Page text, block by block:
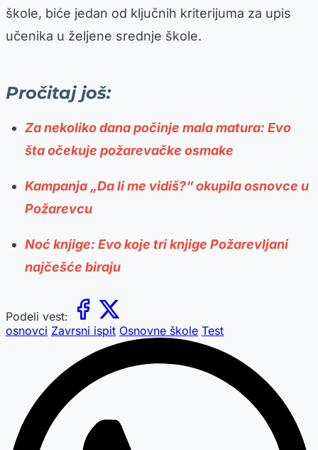
škole, biće jedan od ključnih kriterijuma za upis
učenika u željene srednje škole.
Pročitaj još:
Za nekoliko dana počinje mala matura: Evo
šta očekuje požarevačke osmake
Kampanja „Da li me vidiš?“ okupila osnovce u
Požarevcu
Noć knjige: Evo koje tri knjige Požarevljani
najčešće biraju
Podeli vest:
osnovci Zavrsni ispit Osnovne škole Test